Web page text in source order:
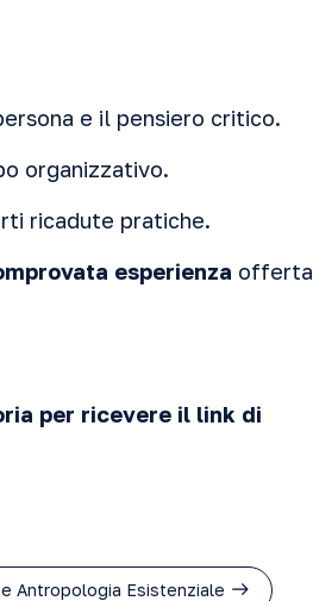
e il pensiero critico.
organizzativo.
ricadute pratiche.
esperienza offerta
per ricevere il link di
Antropologia Esistenziale